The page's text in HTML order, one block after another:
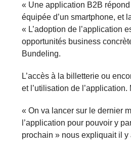
« Une application B2B
équipée d’un smartphone, et
« L’adoption de l’application
opportunités business
Bundeling.
L’accès à la billetterie ou
et l’utilisation de
« On va lancer sur le dernier
l’application pour pouvoir y
prochain » nous expliquait il